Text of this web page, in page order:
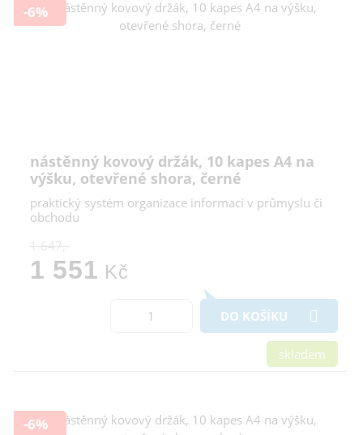
-6%
nástěnný kovový držák, 10 kapes A4 na
výšku, otevřené shora, černé
praktický systém organizace informací v průmyslu či
obchodu
1 647,-
1 551 Kč
DO KOŠÍKU
skladem
-6%